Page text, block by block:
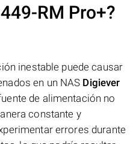
RM Pro+?
inestable puede causar
en un NAS Digiever
de alimentación no
constante y
errores durante